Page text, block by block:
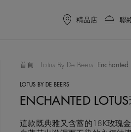
精品店 聯
愛清單
首頁 Lotus By De Beers
LOTUS BY DE BEERS
ENCHANTED
這款既典雅又含蓄的18K玫瑰